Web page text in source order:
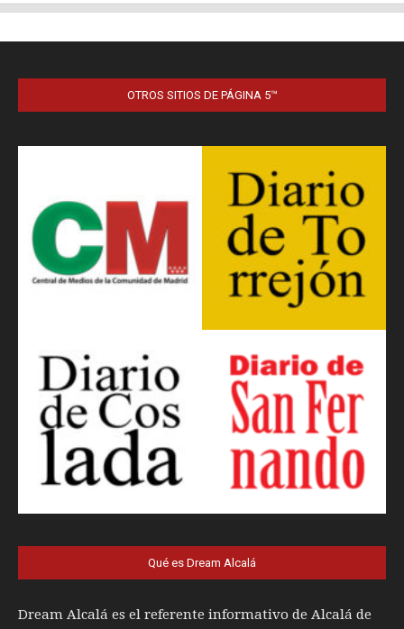
OTROS SITIOS DE PÁGINA 5™
Qué es Dream Alcalá
Dream Alcalá es el referente informativo de Alcalá de